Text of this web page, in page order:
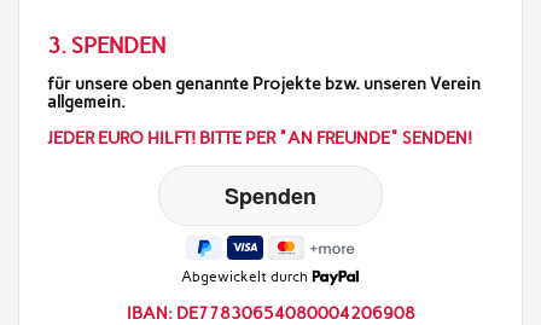
3. SPENDEN
für unsere oben genannte Projekte bzw. unseren Verein
allgemein.
JEDER EURO HILFT! BITTE PER "AN FREUNDE" SENDEN!
Abgewickelt durch
IBAN: DE77830654080004206908